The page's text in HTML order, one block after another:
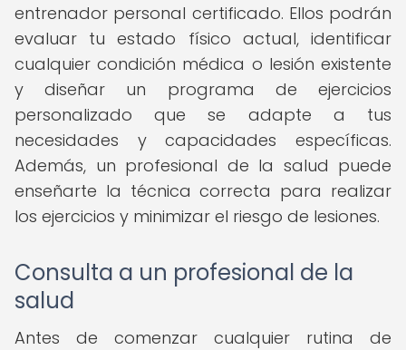
entrenador personal certificado. Ellos podrán
evaluar tu estado físico actual, identificar
cualquier condición médica o lesión existente
y diseñar un programa de ejercicios
personalizado que se adapte a tus
necesidades y capacidades específicas.
Además, un profesional de la salud puede
enseñarte la técnica correcta para realizar
los ejercicios y minimizar el riesgo de lesiones.
Consulta a un profesional de la
salud
Antes de comenzar cualquier rutina de